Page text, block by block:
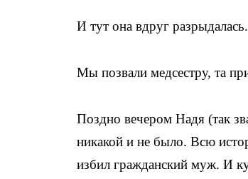
И тут она вдруг
Мы позвали медсестру, та
Поздно вечером Надя (так
никакой и не было. Всю
избил гражданский муж. И